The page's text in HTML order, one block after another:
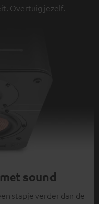
Overtuig jezelf.
sound
stapje verder dan de